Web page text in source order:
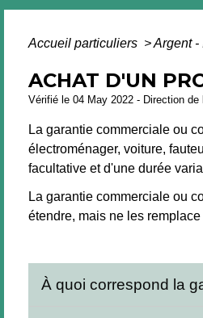
Accueil particuliers > Argent -
ACHAT D'UN
Vérifié le 04 May 2022 - Direction
La garantie commerciale ou
électroménager, voiture,
facultative et d'une durée
La garantie commerciale ou
étendre, mais ne les remplace
À quoi correspond la